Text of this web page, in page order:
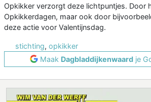
Opkikker verzorgt deze lichtpuntjes. Door
Opkikkerdagen, maar ook door
deze actie voor Valentijnsdag.
stichting, opkikker
Maak Dagbladdijkenwaard je